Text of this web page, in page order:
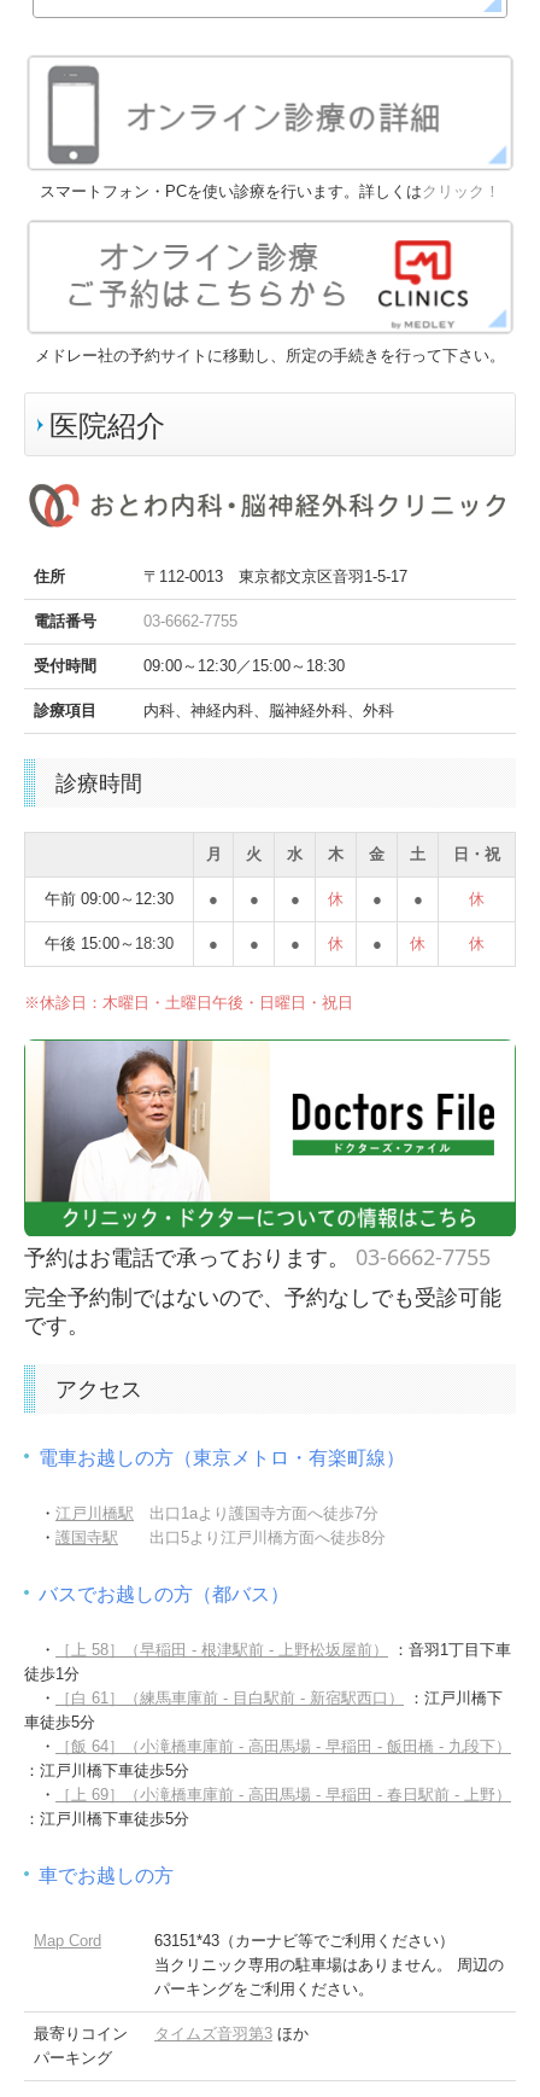
スマートフォン・PCを使い診療を行います。詳しくはクリック！
メドレー社の予約サイトに移動し、所定の手続きを行って下さい。
医院紹介
住所 〒112-0013 東京都文京区音羽1-5-17
電話番号 03-6662-7755
受付時間 09:00～12:30／15:00～18:30
診療項目 内科、神経内科、脳神経外科、外科
診療時間
月 火 水 木 金 土 日・祝
午前 09:00～12:30 ● ● ● 休 ● ● 休
午後 15:00～ 18:30 ● ● ● 休 ● 休 休
※休診日：木曜日・土曜日午後・日曜日・祝日
予約はお電話で承っております。 03-6662-7755
完全予約制ではないので、予約なしでも受診可能
です。
アクセス
電車お越しの方（東京メトロ・有楽町線）
・ 江戸川橋駅 出口1aより護国寺方面へ徒歩7分
・ 護国寺駅 出口5より江戸川橋方面へ徒歩8分
バスでお越しの方（都バス）
・ ［上 58］（早稲田 - 根津駅前 - 上野松坂屋前）
：音羽1丁目下車
徒歩1分
・
［白 61］（練馬車庫前 - 目白駅前 - 新宿駅西口）
：江戸川橋下
車徒歩5分
・
［飯 64］（小滝橋車庫前 - 高田馬場 - 早稲田 - 飯田橋 - 九段下）
：江戸川橋下車徒歩5分
・
［上 69］（小滝橋車庫前 - 高田馬場 - 早稲田 - 春日駅前 - 上野）
：江戸川橋下車徒歩5分
車でお越しの方
Map Cord
63151*43（カーナビ等でご利用ください）
当クリニック専用の駐車場はありません。 周辺の
パーキングをご利用ください。
最寄りコイン
パーキング
タイムズ音羽第3 ほか